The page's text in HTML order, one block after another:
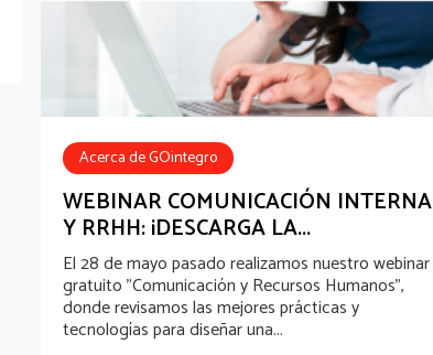
Acerca de GOintegro
WEBINAR COMUNICACIÓN INTERNA
Y RRHH: ¡DESCARGA LA...
El 28 de mayo pasado realizamos nuestro webinar
gratuito "Comunicación y Recursos Humanos”,
donde revisamos las mejores prácticas y
tecnologías para diseñar una...